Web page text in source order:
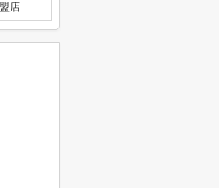
店